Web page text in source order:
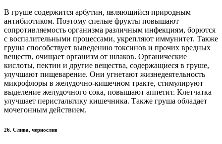
В груше содержится арбутин, являющийся природным
антибиотиком. Поэтому спелые фрукты повышают
сопротивляемость организма различным инфекциям, борются
с воспалительными процессами, укрепляют иммунитет. Также
груша способствует выведению токсинов и прочих вредных
веществ, очищает организм от шлаков. Органические
кислоты, пектин и другие вещества, содержащиеся в груше,
улучшают пищеварение. Они угнетают жизнедеятельность
микрофлоры в желудочно-кишечном тракте, стимулируют
выделение желудочного сока, повышают аппетит. Клетчатка
улучшает перистальтику кишечника. Также груша обладает
мочегонным действием.
26. Слива, чернослив